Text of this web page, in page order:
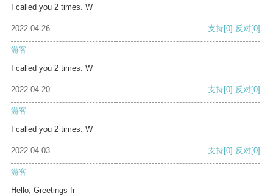
I called you 2 times. W
2022-04-26 支持[0] 反对[0]
游客
I called you 2 times. W
2022-04-20 支持[0] 反对[0]
游客
I called you 2 times. W
2022-04-03 支持[0] 反对[0]
游客
Hello, Greetings fr